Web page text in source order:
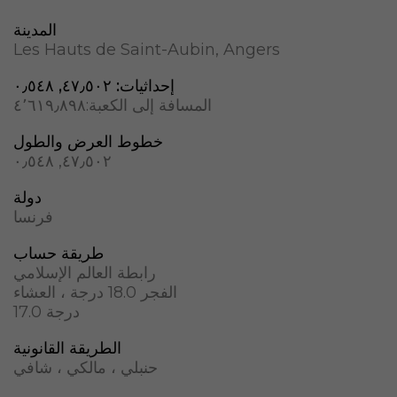
المدينة
Les Hauts de Saint-Aubin, Angers
إحداثيات: ٤٧٫٥٠٢, ؜٠٫٥٤٨
المسافة إلى الكعبة:٤٬٦١٩٫٨٩٨
خطوط العرض والطول
٤٧٫٥٠٢, ؜٠٫٥٤٨
دولة
فرنسا
طريقة حساب
رابطة العالم الإسلامي
الفجر 18.0 درجة ، العشاء
17.0 درجة
الطريقة القانونية
حنبلي ، مالكي ، شافي